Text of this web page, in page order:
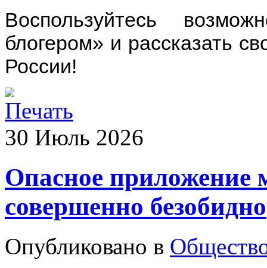
Воспользуйтесь
блогером» и рассказать
России!
30 Июль 2026
Опасное приложение
совершенно безобидно
Опубликовано в